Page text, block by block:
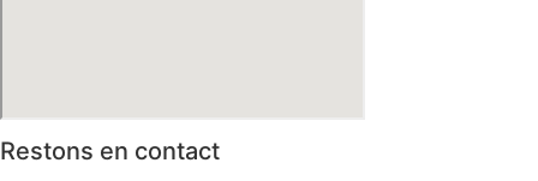
Restons en contact